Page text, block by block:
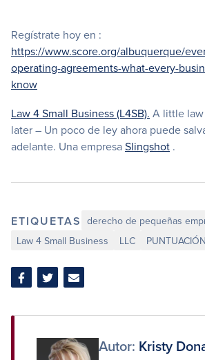
Regístrate hoy en :
https://www.score.org/albuquerque/
operating-agreements-what-every-
know
Law 4 Small Business (L4SB). A little
later – Un poco de ley ahora puede
adelante. Una empresaSlingshot .
ETIQUETAS derecho de pequeñas
Law 4 Small Business
LLC PUNTUACIÓN
Compartir
Facebook
Compartir
Twitter
Compartir
correo
electrónico
Autor: Kristy